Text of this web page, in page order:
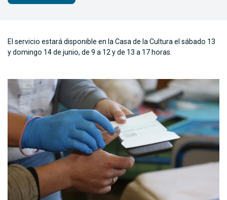
El servicio estará disponible en la Casa de la Cultura el sábado 13
y domingo 14 de junio, de 9 a 12 y de 13 a 17 horas.